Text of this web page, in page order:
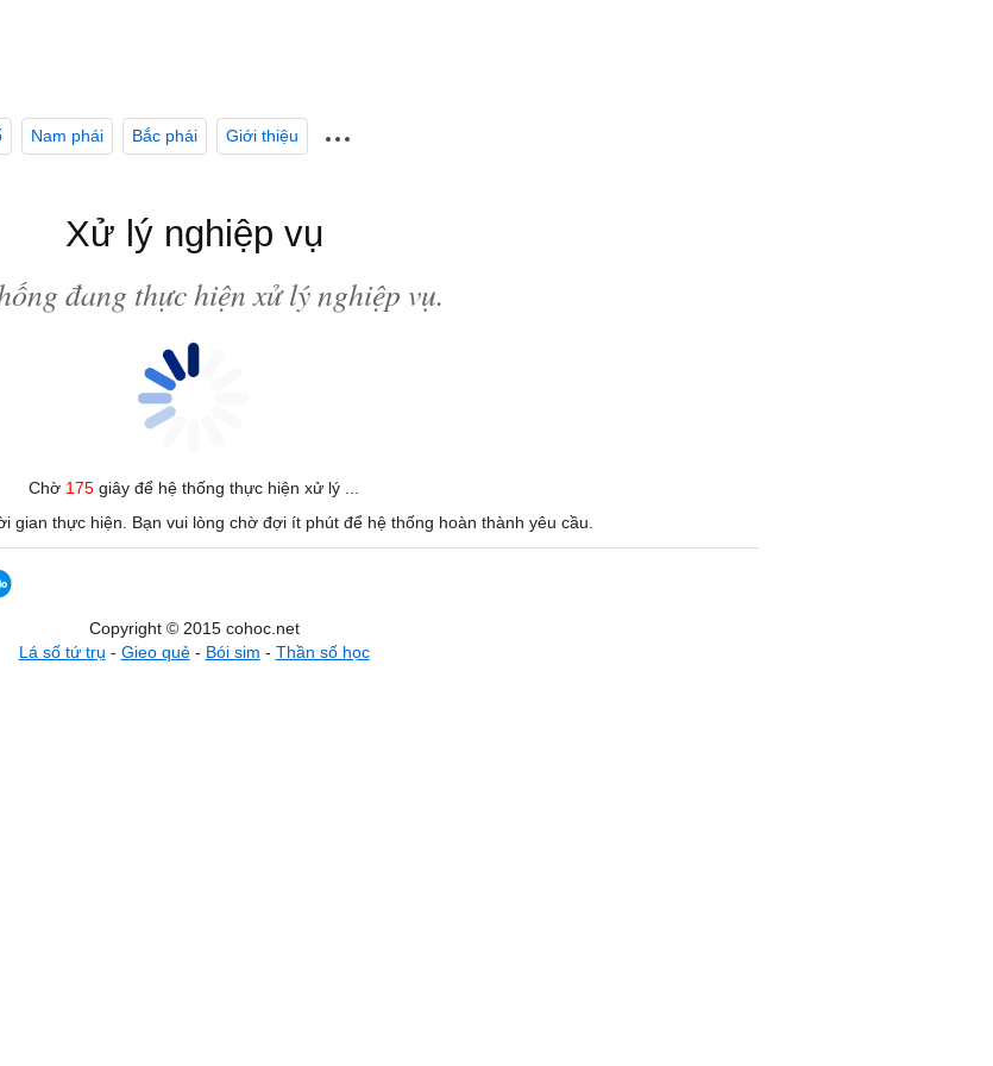
Nam phái Bắc phái Giới thiệu
Xử lý nghiệp vụ
đang thực hiện xử lý nghiệp vụ.
Chờ 175 giây để hệ thống thực hiện xử lý ...
gian thực hiện. Bạn vui lòng chờ đợi ít phút để hệ thống hoàn thành yêu cầu.
Copyright © 2015 cohoc.net
Lá số tứ trụ - Gieo quẻ- Bói sim - Thần số học